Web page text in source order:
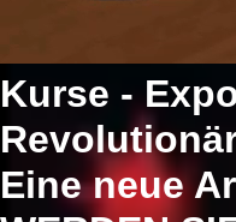
Kurse -
Eine neue